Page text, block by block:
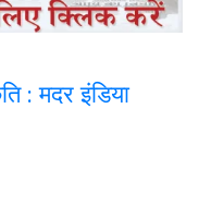
: मदर इंडिया